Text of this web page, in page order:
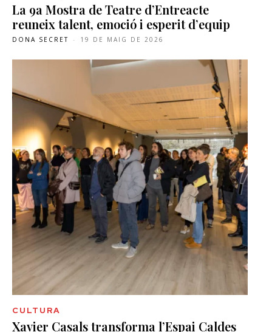
La 9a Mostra de Teatre d’Entreacte
reuneix talent, emoció i esperit d’equip
DONA SECRET - 19 DE MAIG DE 2026
CULTURA
Xavier Casals transforma l’Espai Caldes